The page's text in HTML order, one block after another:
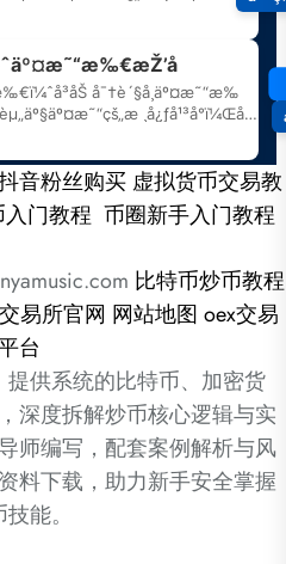
音粉丝购买虚拟货币交易教
门教程 币圈新手入门教程
比特币炒币教程
易所官网 网站地图 oex交易
台
供系统的比特币、加密货
深度拆解炒币核心逻辑与实
师编写，配套案例解析与风
料下载，助力新手安全掌握
能。